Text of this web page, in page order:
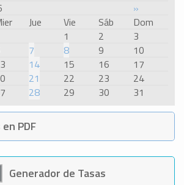
»
Jue Vie Sáb
Dom
1
2
3
7 8 9
10
14 15 16
17
21 22 23
24
28 29 30 31
PDF
Generador de Tasas